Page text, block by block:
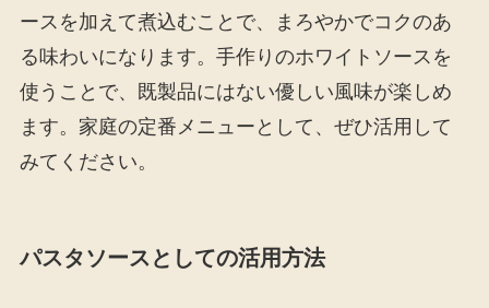
ースを加えて煮込むことで、まろやかでコクのあ
る味わいになります。手作りのホワイトソースを
使うことで、既製品にはない優しい風味が楽しめ
ます。家庭の定番メニューとして、ぜひ活用して
みてください。
パスタソースとしての活用方法